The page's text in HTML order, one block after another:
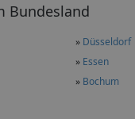
Bundesland
» Düsseldorf
» Essen
» Bochum